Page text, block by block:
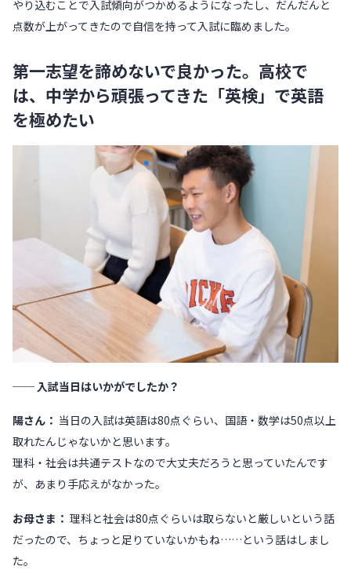
やり込むことで入試傾向がつかめるようになったし、だんだんと
点数が上がってきたので自信を持って入試に臨めました。
第一志望を諦めないで良かった。高校で
は、中学から頑張ってきた「英検」で英語
を極めたい
── 入試当日はいかがでしたか？
陽さん： 当日の入試は英語は80点ぐらい、国語・数学は50点以上
取れたんじゃないかと思います。
理科・社会は共通テストなので大丈夫だろうと思っていたんです
が、あまり手応えがなかった。
お母さま： 理科と社会は80点ぐらいは取らないと厳しいという話
だったので、ちょっと足りていないかもね……という話はしまし
た。